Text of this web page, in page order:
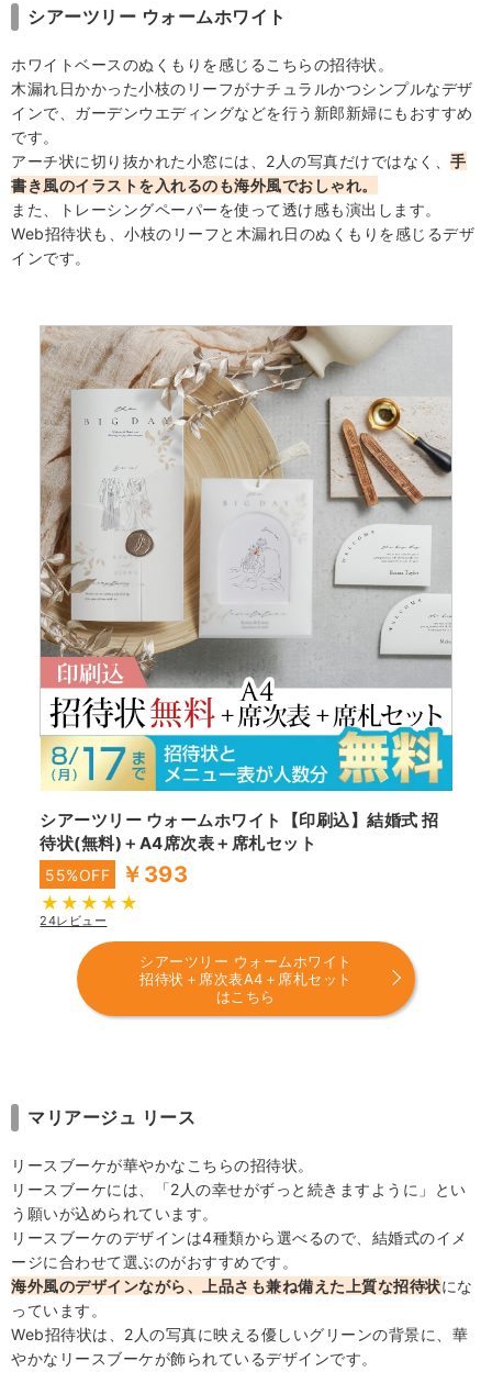
シアーツリー ウォームホワイト
ホワイトベースのぬくもりを感じるこちらの招待状。
木漏れ日かかった小枝のリーフがナチュラルかつシンプルなデザ
インで、ガーデンウエディングなどを行う新郎新婦にもおすすめ
です。
アーチ状に切り抜かれた小窓には、2人の写真だけではなく、 手
書き風のイラストを入れるのも海外風でおしゃれ。
また、トレーシングペーパーを使って透け感も演出します。
Web招待状も、小枝のリーフと木漏れ日のぬくもりを感じるデザ
インです。
シアーツリー ウォームホワイト【印刷込】結婚式 招
待状(無料)＋A4席次表＋席札セット
55%OFF ￥393
24レビュー
シアーツリー ウォームホワイト
招待状＋席次表A4＋席札セット
はこちら
マリアージュ リース
リースブーケが華やかなこちらの招待状。
リースブーケには、「2人の幸せがずっと続きますように」とい
う願いが込められています。
リースブーケのデザインは4種類から選べるので、結婚式のイメ
ージに合わせて選ぶのがおすすめです。
海外風のデザインながら、上品さも兼ね備えた上質な招待状にな
っています。
Web招待状は、2人の写真に映える優しいグリーンの背景に、華
やかなリースブーケが飾られているデザインです。